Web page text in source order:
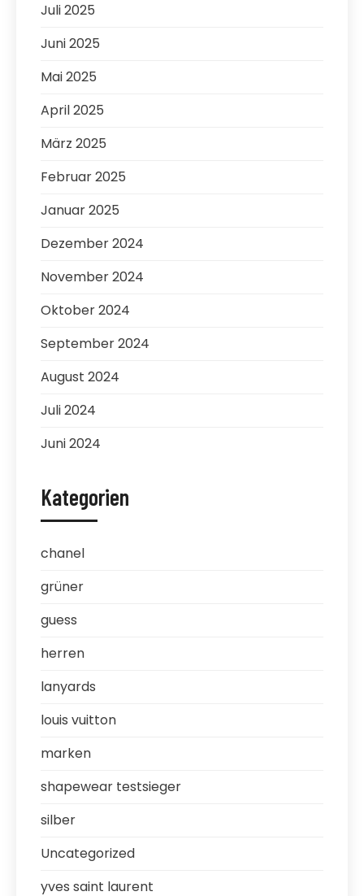
Juli 2025
Juni 2025
Mai 2025
April 2025
März 2025
Februar 2025
Januar 2025
Dezember 2024
November 2024
Oktober 2024
September 2024
August 2024
Juli 2024
Juni 2024
Kategorien
chanel
grüner
guess
herren
lanyards
louis vuitton
marken
shapewear testsieger
silber
Uncategorized
yves saint laurent